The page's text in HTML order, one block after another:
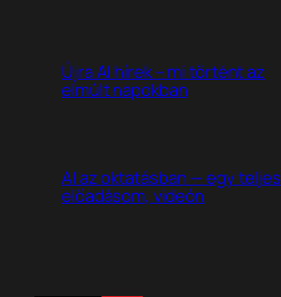
Újra AI hírek – mi történt az
elmúlt napokban
AI az oktatásban — egy teljes
előadásom, videón